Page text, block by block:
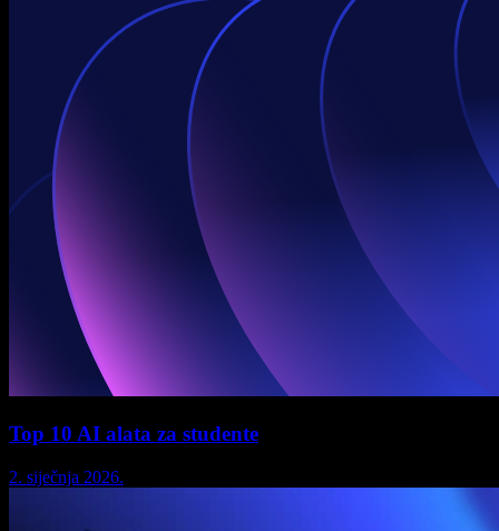
Top 10 AI alata za studente
2. siječnja 2026.